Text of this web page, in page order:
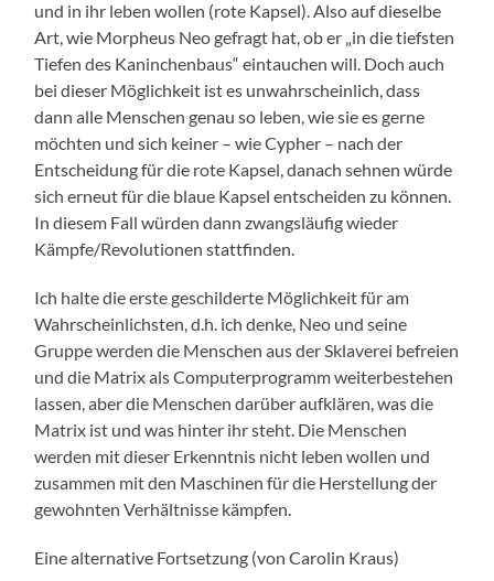
und in ihr leben wollen (rote Kapsel). Also auf dieselbe
Art, wie Morpheus Neo gefragt hat, ob er „in die tiefsten
Tiefen des Kaninchenbaus“ eintauchen will. Doch auch
bei dieser Möglichkeit ist es unwahrscheinlich, dass
dann alle Menschen genau so leben, wie sie es gerne
möchten und sich keiner – wie Cypher – nach der
Entscheidung für die rote Kapsel, danach sehnen würde
sich erneut für die blaue Kapsel entscheiden zu können.
In diesem Fall würden dann zwangsläufig wieder
Kämpfe/Revolutionen stattfinden.
Ich halte die erste geschilderte Möglichkeit für am
Wahrscheinlichsten, d.h. ich denke, Neo und seine
Gruppe werden die Menschen aus der Sklaverei befreien
und die Matrix als Computerprogramm weiterbestehen
lassen, aber die Menschen darüber aufklären, was die
Matrix ist und was hinter ihr steht. Die Menschen
werden mit dieser Erkenntnis nicht leben wollen und
zusammen mit den Maschinen für die Herstellung der
gewohnten Verhältnisse kämpfen.
Eine alternative Fortsetzung (von Carolin Kraus)